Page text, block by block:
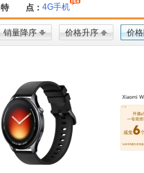
特 点： 4G手机
销量降序 价格升序 价